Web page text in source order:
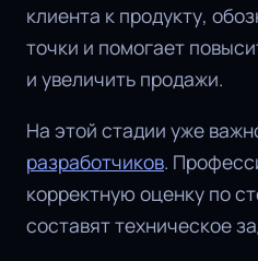
клиента к продукту,
точки и помогает
и увеличить продажи.
На этой стадии уже
разработчиков.
корректную оценку по
составят техническое